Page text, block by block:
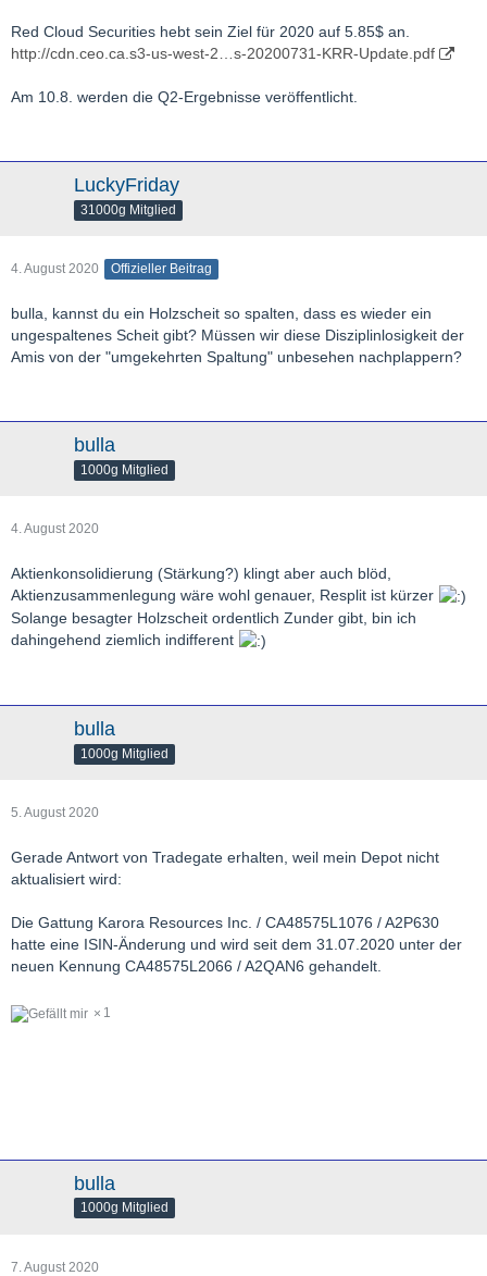
Red Cloud Securities hebt sein Ziel für 2020 auf 5.85$ an.
http://cdn.ceo.ca.s3-us-west-2…s-20200731-KRR-Update.pdf
Am 10.8. werden die Q2-Ergebnisse veröffentlicht.
LuckyFriday
31000g Mitglied
4. August 2020 Offizieller Beitrag
bulla, kannst du ein Holzscheit so spalten, dass es wieder ein
ungespaltenes Scheit gibt? Müssen wir diese Disziplinlosigkeit der
Amis von der "umgekehrten Spaltung" unbesehen nachplappern?
bulla
1000g Mitglied
4. August 2020
Aktienkonsolidierung (Stärkung?) klingt aber auch blöd,
Aktienzusammenlegung wäre wohl genauer, Resplit ist kürzer
Solange besagter Holzscheit ordentlich Zunder gibt, bin ich
dahingehend ziemlich indifferent
bulla
1000g Mitglied
5. August 2020
Gerade Antwort von Tradegate erhalten, weil mein Depot nicht
aktualisiert wird:
Die Gattung Karora Resources Inc. / CA48575L1076 / A2P630
hatte eine ISIN-Änderung und wird seit dem 31.07.2020 unter der
neuen Kennung CA48575L2066 / A2QAN6 gehandelt.
1
bulla
1000g Mitglied
7. August 2020